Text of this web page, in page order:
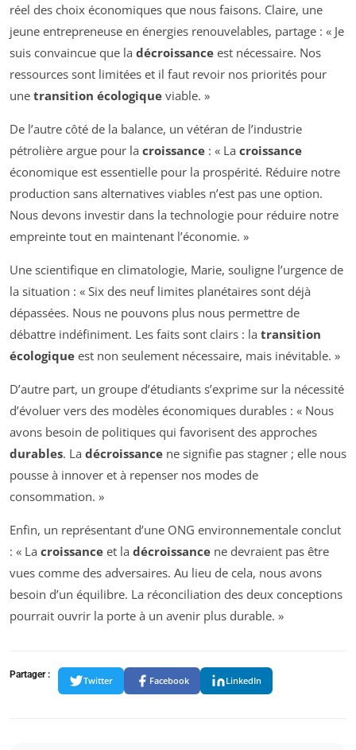
réel des choix économiques que nous faisons. Claire, une
jeune entrepreneuse en énergies renouvelables, partage : « Je
suis convaincue que la décroissance est nécessaire. Nos
ressources sont limitées et il faut revoir nos priorités pour
une transition écologique viable. »
De l’autre côté de la balance, un vétéran de l’industrie
pétrolière argue pour la croissance : « La croissance
économique est essentielle pour la prospérité. Réduire notre
production sans alternatives viables n’est pas une option.
Nous devons investir dans la technologie pour réduire notre
empreinte tout en maintenant l’économie. »
Une scientifique en climatologie, Marie, souligne l’urgence de
la situation : « Six des neuf limites planétaires sont déjà
dépassées. Nous ne pouvons plus nous permettre de
débattre indéfiniment. Les faits sont clairs : la transition
écologique est non seulement nécessaire, mais inévitable. »
D’autre part, un groupe d’étudiants s’exprime sur la nécessité
d’évoluer vers des modèles économiques durables : « Nous
avons besoin de politiques qui favorisent des approches
durables. La décroissance ne signifie pas stagner ; elle nous
pousse à innover et à repenser nos modes de
consommation. »
Enfin, un représentant d’une ONG environnementale conclut
: « La croissance et la décroissance ne devraient pas être
vues comme des adversaires. Au lieu de cela, nous avons
besoin d’un équilibre. La réconciliation des deux conceptions
pourrait ouvrir la porte à un avenir plus durable. »
Partager :
Twitter Facebook LinkedIn